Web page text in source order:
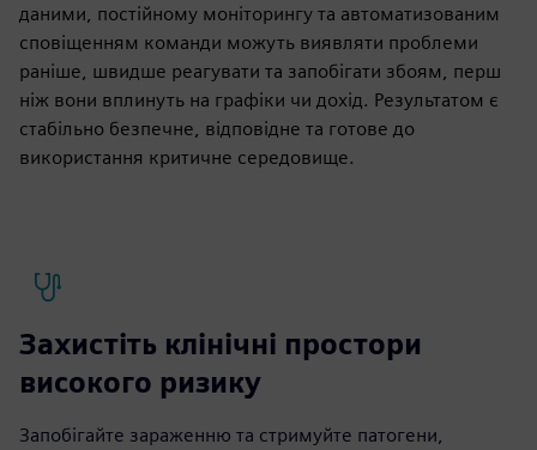
даними, постійному моніторингу та автоматизованим
сповіщенням команди можуть виявляти проблеми
раніше, швидше реагувати та запобігати збоям, перш
ніж вони вплинуть на графіки чи дохід. Результатом є
стабільно безпечне, відповідне та готове до
використання критичне середовище.
Захистіть клінічні простори
високого ризику
Запобігайте зараженню та стримуйте патогени,